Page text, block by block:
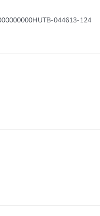
044613-124